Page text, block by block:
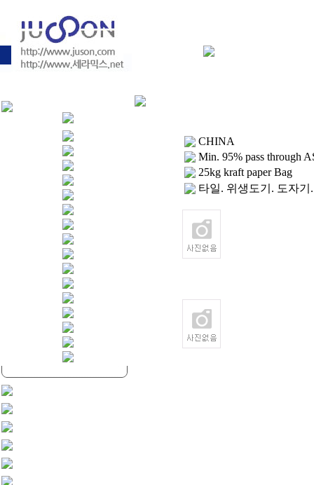
CHINA
Min. 95% pass through
25kg kraft paper Bag
타일. 위생도기. 도자기